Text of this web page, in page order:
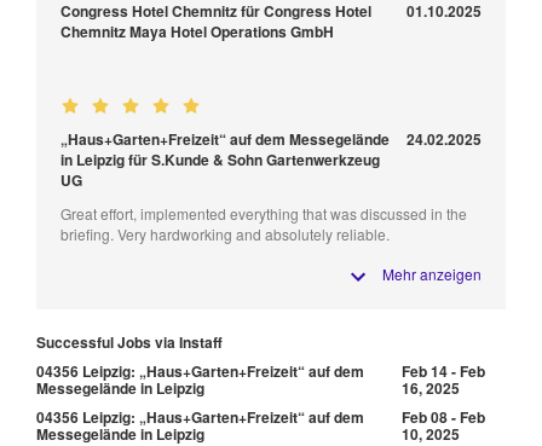
Congress Hotel Chemnitz für Congress Hotel
Chemnitz Maya Hotel Operations GmbH
01.10.2025
„Haus+Garten+Freizeit“ auf dem Messegelände
in Leipzig für S.Kunde & Sohn Gartenwerkzeug
UG
24.02.2025
Great effort, implemented everything that was discussed in the
briefing. Very hardworking and absolutely reliable.
Mehr anzeigen
Successful Jobs via Instaff
04356 Leipzig: „Haus+Garten+Freizeit“ auf dem
Messegelände in Leipzig
Feb 14 - Feb
16, 2025
04356 Leipzig: „Haus+Garten+Freizeit“ auf dem
Messegelände in Leipzig
Feb 08 - Feb
10, 2025